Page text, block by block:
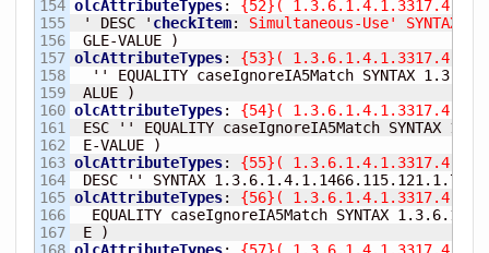
154
155
156
157
158
159
160
161
162
163
164
165
166
167
olcAttributeTypes: {52} (
' DESC ' checkItem:
Simultaneous-Use' SYNTAX
GLE-VALUE
)
olcAttributeTypes: {53} (
'' EQUALITY caseIgnoreIA5Match SYNTAX
ALUE
)
olcAttributeTypes: {54} (
ESC '' EQUALITY caseIgnoreIA5Match SYNTAX
E-VALUE
)
olcAttributeTypes: {55} (
DESC '' SYNTAX 1.3.6.1.4.1.1466.115.121.1.7
olcAttributeTypes: {56} (
EQUALITY caseIgnoreIA5Match SYNTAX
E
)